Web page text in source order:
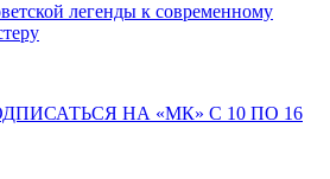
легенды к современному
НА «МК» С 10 ПО 16